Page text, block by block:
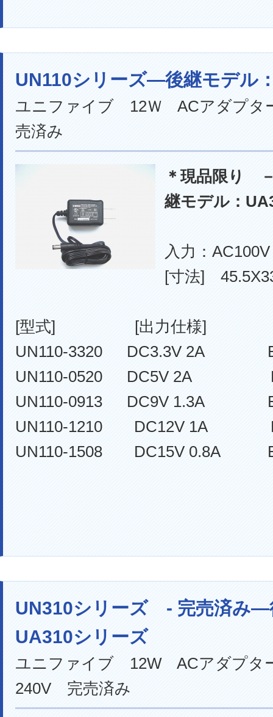
UN110シリーズ―後継モデル
ユニファイブ 12Ｗ ACアダプ
売済み
＊現品限り
継モデル：
入力：AC100V
[寸法]
[型式] [出力仕様] [DC
UN110-3320 DC3.3V 2A
UN110-0520 DC5V 2A
UN110-0913 DC9V 1.3A
UN110-1210 DC12V 1A
UN110-1508 DC15V 0.8A
UN310シリーズ - 完売済み―
UA310シリーズ
ユニファイブ 12W ACアダプタ
240V 完売済み